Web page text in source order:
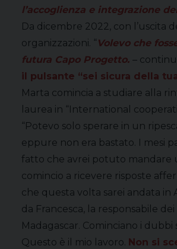
l’accoglienza e integrazione
Da dicembre 2022, con l’uscita
organizzazioni. “ Volevo che
futura Capo Progetto. –
il pulsante “sei sicura della
Marta comincia a studiare alla
laurea in “International
“Potevo solo sperare in un
eppure non era bastato. I mesi
fatto che avrei potuto mandare
comincio a ricevere risposte
che questa volta sarei andata in
da Francesca, la responsabile
Madagascar. Cominciano i
Questo è il mio lavoro. Non si